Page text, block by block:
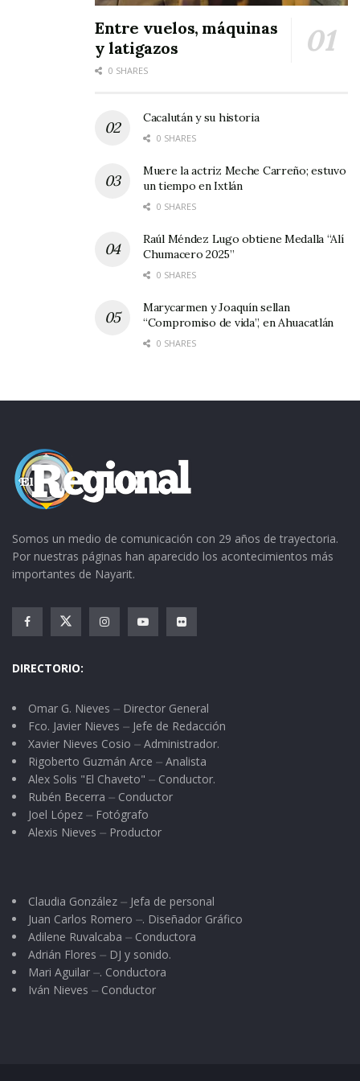
Entre vuelos, máquinas
y latigazos
0 SHARES
Cacalután y su historia
0 SHARES
Muere la actriz Meche Carreño; estuvo
un tiempo en Ixtlán
0 SHARES
Raúl Méndez Lugo obtiene Medalla “Alí
Chumacero 2025”
0 SHARES
Marycarmen y Joaquín sellan
“Compromiso de vida”, en Ahuacatlán
0 SHARES
Somos un medio de comunicación con 29 años de trayectoria.
Por nuestras páginas han aparecido los acontecimientos más
importantes de Nayarit.
DIRECTORIO:
Omar G. Nieves ⏤ Director General
Fco. Javier Nieves ⏤ Jefe de Redacción
Xavier Nieves Cosio ⏤ Administrador.
Rigoberto Guzmán Arce ⏤ Analista
Alex Solis "El Chaveto" ⏤ Conductor.
Rubén Becerra ⏤ Conductor
Joel López ⏤ Fotógrafo
Alexis Nieves ⏤ Productor
Claudia González ⏤ Jefa de personal
Juan Carlos Romero ⏤. Diseñador Gráfico
Adilene Ruvalcaba ⏤ Conductora
Adrián Flores ⏤ DJ y sonido.
Mari Aguilar ⏤. Conductora
Iván Nieves ⏤ Conductor